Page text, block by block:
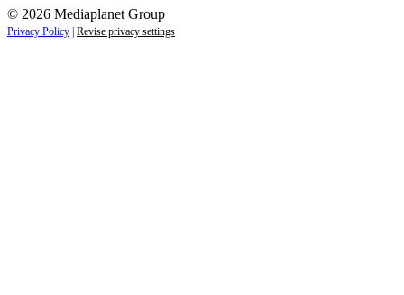
© 2026 Mediaplanet Group
Privacy Policy Revise privacy settings